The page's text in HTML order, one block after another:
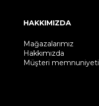
HAKKIMIZDA
Mağazalarımız
Hakkımızda
Müşteri memnuniyeti